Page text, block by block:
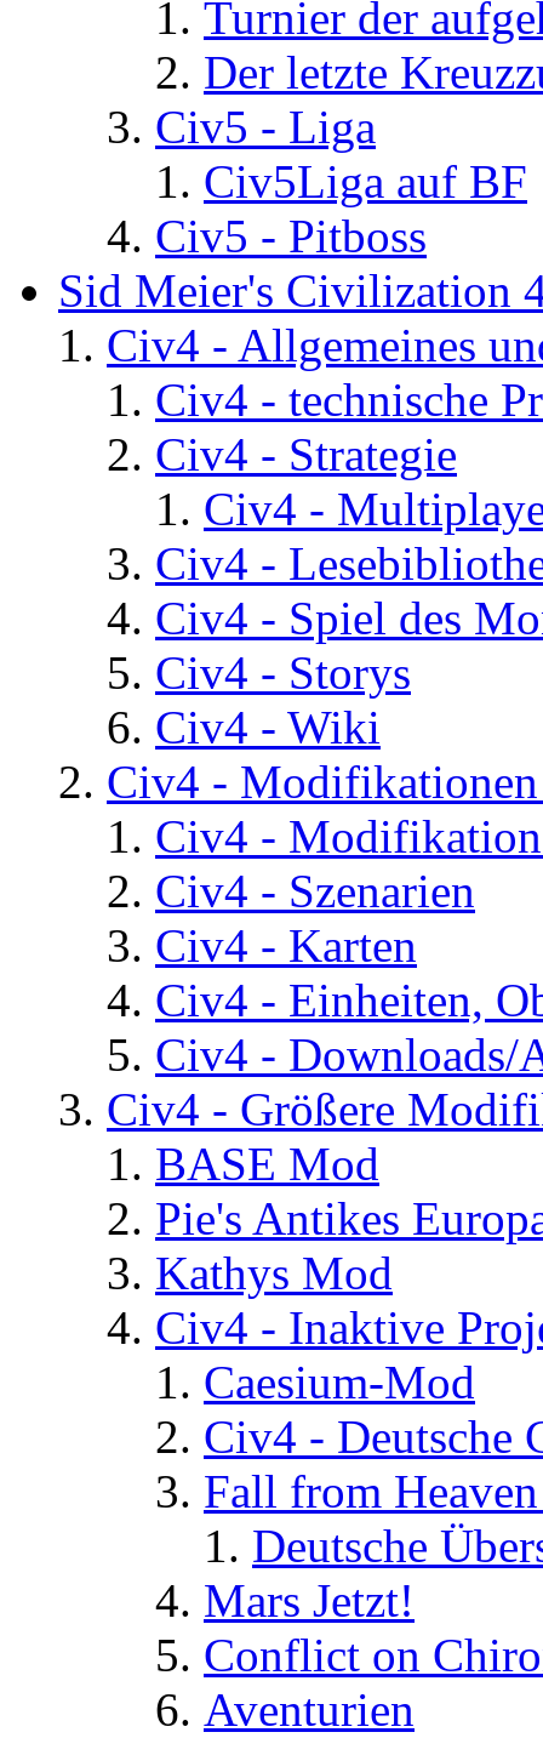
Turnier der
Der letzte
Civ5 - Liga
Civ5Liga auf BF
Civ5 - Pitboss
Sid Meier's Civilization
Civ4 - Allgemeines
Civ4 - technische
Civ4 - Strategie
Civ4 -
Civ4 -
Civ4 - Spiel des
Civ4 - Storys
Civ4 - Wiki
Civ4 -
Civ4 -
Civ4 - Szenarien
Civ4 - Karten
Civ4 - Einheiten,
Civ4 - Downloads/
Civ4 - Größere
BASE Mod
Pie's Antikes
Kathys Mod
Civ4 - Inaktive
Caesium-Mod
Civ4 - Deutsche
Fall from
Deutsche
Mars Jetzt!
Conflict on
Aventurien